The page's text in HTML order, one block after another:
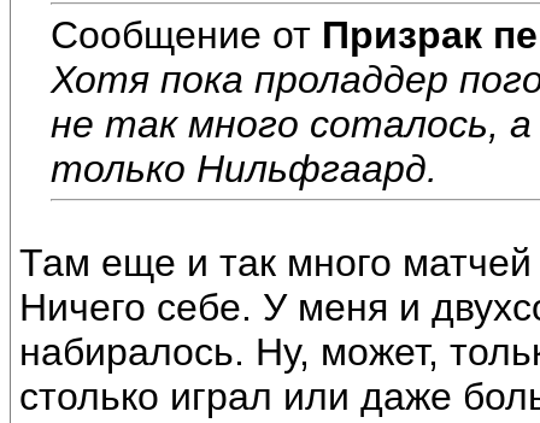
Сообщение от Призрак
Хотя пока проладдер
не так много соталось,
только Нильфгаард.
Там еще и так много
Ничего себе. У меня и
набиралось. Ну, может,
столько играл или даже